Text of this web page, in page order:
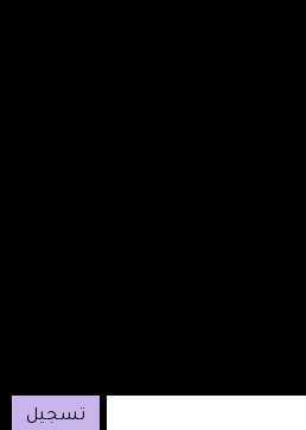
تسجيل